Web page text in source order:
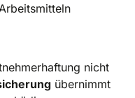
nicht
übernimmt